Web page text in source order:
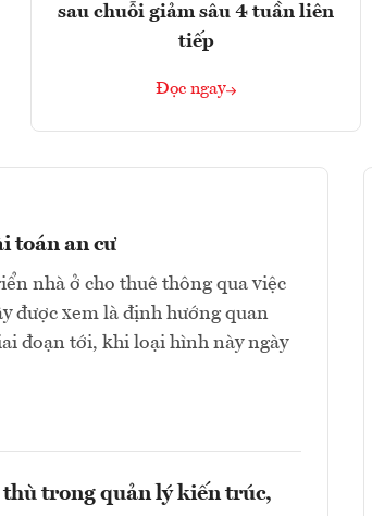
sau chuỗi giảm sâu 4 tuần liên
tiếp
Đọc ngay
toán an cư
nhà ở cho thuê thông qua việc
được xem là định hướng quan
đoạn tới, khi loại hình này ngày
thù trong quản lý kiến trúc,